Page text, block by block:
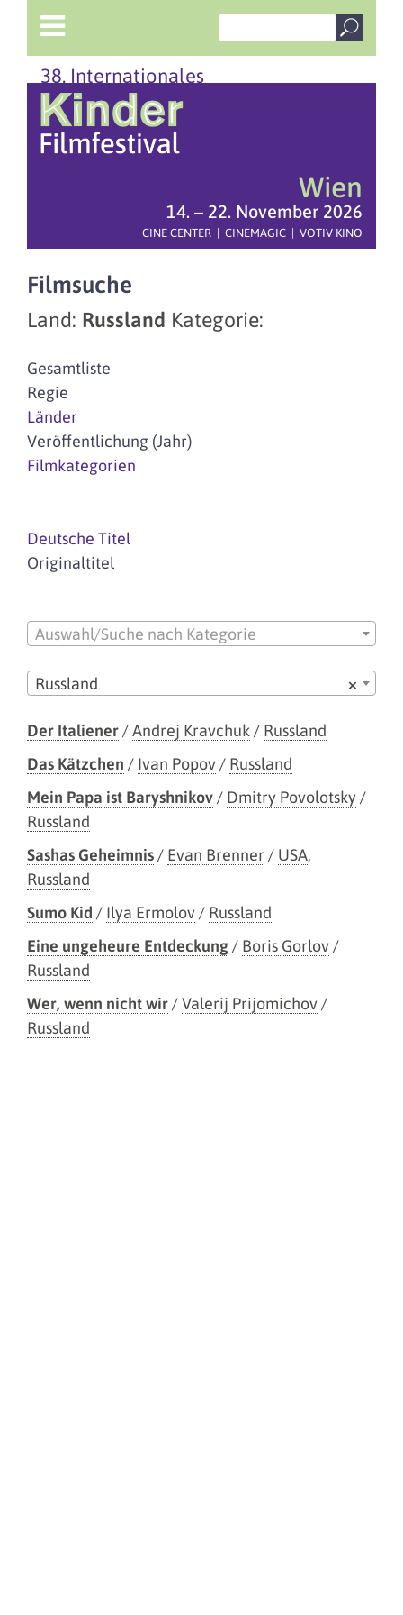
38. Internationales
Wien
14. – 22. November 2026
CINE CENTER | CINEMAGIC | VOTIV KINO
Filmsuche
Land: Russland Kategorie:
Gesamtliste
Regie
Länder
Veröffentlichung (Jahr)
Filmkategorien
Deutsche Titel
Originaltitel
Auswahl/Suche nach Kategorie
×
Russland
Der Italiener/Andrej Kravchuk / Russland
Das Kätzchen / Ivan Popov/ Russland
Mein Papa ist Baryshnikov/ Dmitry Povolotsky /
Russland
Sashas Geheimnis/ Evan Brenner / USA,
Russland
Sumo Kid / Ilya Ermolov/ Russland
Eine ungeheure Entdeckung/ Boris Gorlov/
Russland
Wer, wenn nicht wir/Valerij Prijomichov/
Russland